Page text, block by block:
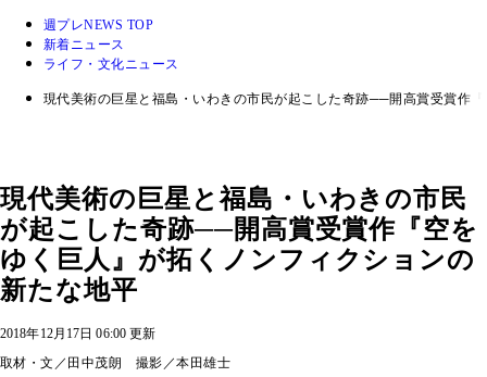
週プレNEWS TOP
新着ニュース
ライフ・文化ニュース
現代美術の巨星と福島・いわきの市民が起こした奇跡──開高賞受賞作
現代美術の巨星と福島・いわきの市民
が起こした奇跡──開高賞受賞作『空を
ゆく巨人』が拓くノンフィクションの
新たな地平
2018年12月17日 06:00 更新
取材・文／田中茂朗 撮影／本田雄士